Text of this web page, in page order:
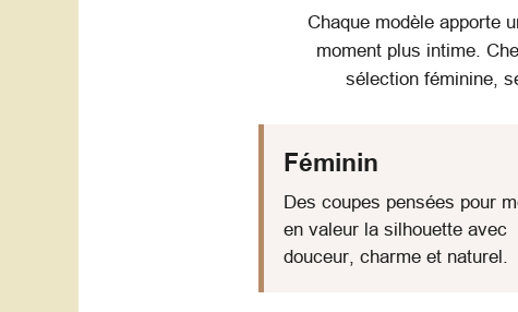
Chaque modèle apporte
moment plus intime.
sélection féminine,
Féminin
Des coupes pensées pour
en valeur la silhouette avec
douceur, charme et naturel.